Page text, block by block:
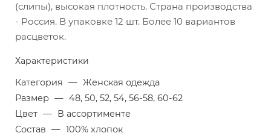
(слипы), высокая плотность. Страна производства
- Россия. В упаковке 12 шт. Более 10 вариантов
расцветок.
Характеристики
Категория — Женская одежда
Размер — 48, 50, 52, 54, 56-58, 60-62
Цвет — В ассортименте
Состав — 100% хлопок